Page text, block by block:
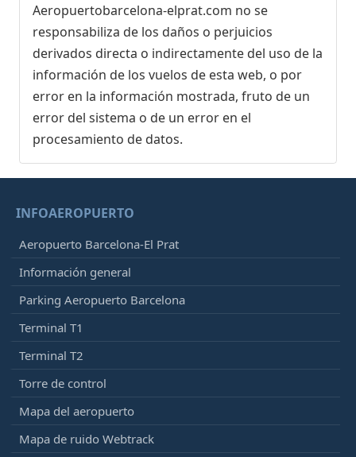
Aeropuertobarcelona-elprat.com no se
responsabiliza de los daños o perjuicios
derivados directa o indirectamente del uso de la
información de los vuelos de esta web, o por
error en la información mostrada, fruto de un
error del sistema o de un error en el
procesamiento de datos.
INFOAEROPUERTO
Aeropuerto Barcelona-El Prat
Información general
Parking Aeropuerto Barcelona
Terminal T1
Terminal T2
Torre de control
Mapa del aeropuerto
Mapa de ruido Webtrack